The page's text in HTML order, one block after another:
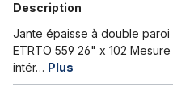
Description
Jante épaisse à double
ETRTO 559 26" x 102
intér… Plus